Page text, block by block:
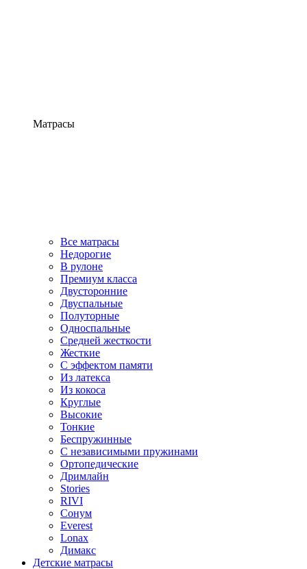
Матрасы
Все матрасы
Недорогие
В рулоне
Премиум класса
Двусторонние
Двуспальные
Полуторные
Односпальные
Средней жесткости
Жесткие
С эффектом памяти
Из латекса
Из кокоса
Круглые
Высокие
Тонкие
Беспружинные
С независимыми пружинами
Ортопедические
Дримлайн
Stories
RIVI
Сонум
Everest
Lonax
Димакс
Детские матрасы